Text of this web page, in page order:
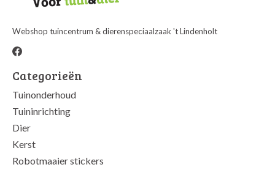
Webshop tuincentrum & dierenspeciaalzaak 't Lindenholt
Categorieën
Tuinonderhoud
Tuininrichting
Dier
Kerst
Robotmaaier stickers